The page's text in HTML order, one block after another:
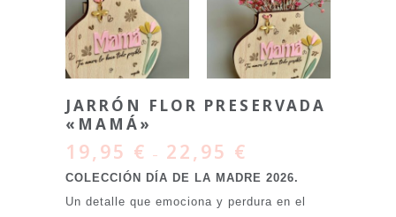
JARRÓN FLOR PRESERVADA
«MAMÁ»
19,95 € – 22,95 €
COLECCIÓN DÍA DE LA MADRE 2026.
Un detalle que emociona y perdura en el